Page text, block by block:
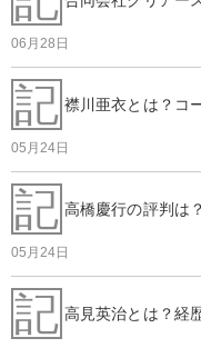
06月28日
記 襟川亜衣とは？コ
05月24日
記 高橋慶行の評判は
05月24日
記 高見英治とは？経